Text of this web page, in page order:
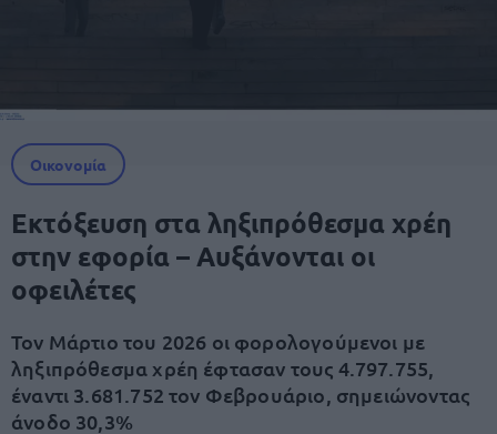
Οικονομία
Εκτόξευση στα ληξιπρόθεσμα χρέη
στην εφορία – Αυξάνονται οι
οφειλέτες
Τον Μάρτιο του 2026 οι φορολογούμενοι με
ληξιπρόθεσμα χρέη έφτασαν τους 4.797.755,
έναντι 3.681.752 τον Φεβρουάριο, σημειώνοντας
άνοδο 30,3%